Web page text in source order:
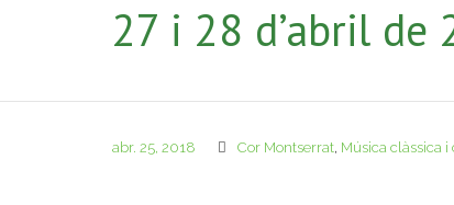
27 i 28 d’abril de
abr. 25, 2018 Cor Montserrat, Música clàssica i